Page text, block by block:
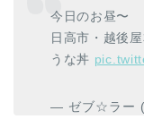
今日のお昼〜
日高市・越後
うな丼
— ゼブ☆ラー